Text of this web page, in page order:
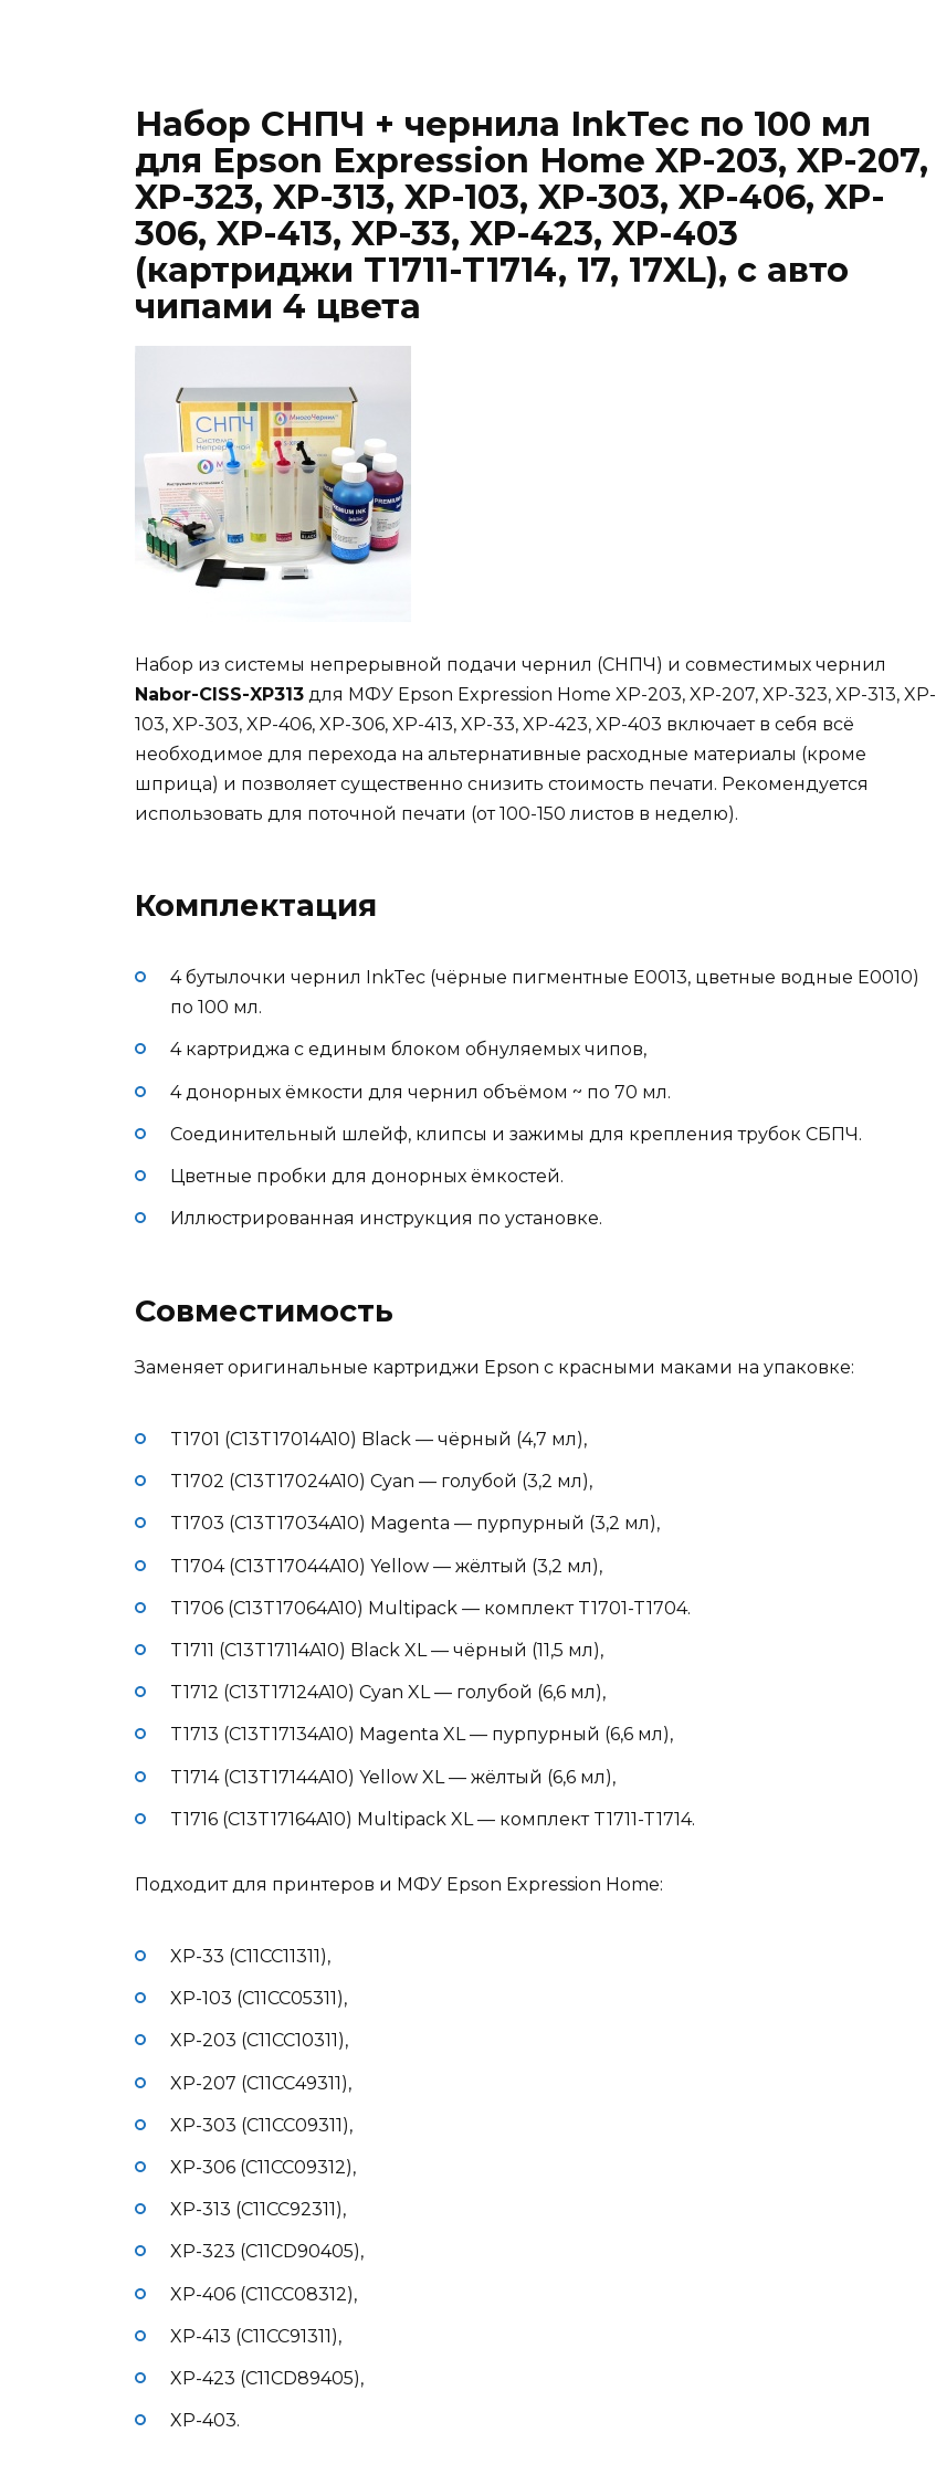
Набор СНПЧ + чернила InkTec по 100 мл
для Epson Expression Home XP-203, XP-207,
XP-323, XP-313, XP-103, XP-303, XP-406, XP-
306, XP-413, XP-33, XP-423, XP-403
(картриджи T1711-T1714, 17, 17XL), с авто
чипами 4 цвета
Набор из системы непрерывной подачи чернил (СНПЧ) и совместимых чернил
Nabor-CISS-XP313 для МФУ Epson Expression Home XP-203, XP-207, XP-323, XP-313, XP-
103, XP-303, XP-406, XP-306, XP-413, XP-33, XP-423, XP-403 включает в себя всё
необходимое для перехода на альтернативные расходные материалы (кроме
шприца) и позволяет существенно снизить стоимость печати. Рекомендуется
использовать для поточной печати (от 100-150 листов в неделю).
Комплектация
4 бутылочки чернил InkTec (чёрные пигментные E0013, цветные водные E0010)
по 100 мл.
4 картриджа с единым блоком обнуляемых чипов,
4 донорных ёмкости для чернил объёмом ~ по 70 мл.
Соединительный шлейф, клипсы и зажимы для крепления трубок СБПЧ.
Цветные пробки для донорных ёмкостей.
Иллюстрированная инструкция по установке.
Совместимость
Заменяет оригинальные картриджи Epson с красными маками на упаковке:
T1701 (C13T17014A10) Black — чёрный (4,7 мл),
T1702 (C13T17024A10) Cyan — голубой (3,2 мл),
T1703 (C13T17034A10) Magenta — пурпурный (3,2 мл),
T1704 (C13T17044A10) Yellow — жёлтый (3,2 мл),
T1706 (C13T17064A10) Multipack — комплект T1701-T1704.
T1711 (C13T17114A10) Black XL — чёрный (11,5 мл),
T1712 (C13T17124A10) Cyan XL — голубой (6,6 мл),
T1713 (C13T17134A10) Magenta XL — пурпурный (6,6 мл),
T1714 (C13T17144A10) Yellow XL — жёлтый (6,6 мл),
T1716 (C13T17164A10) Multipack XL — комплект T1711-T1714.
Подходит для принтеров и МФУ Epson Expression Home:
XP-33 (C11CC11311),
XP-103 (C11CC05311),
XP-203 (C11CC10311),
XP-207 (C11CC49311),
XP-303 (C11CC09311),
XP-306 (C11CC09312),
XP-313 (C11CC92311),
XP-323 (C11CD90405),
XP-406 (C11CC08312),
XP-413 (C11CC91311),
XP-423 (C11CD89405),
XP-403.